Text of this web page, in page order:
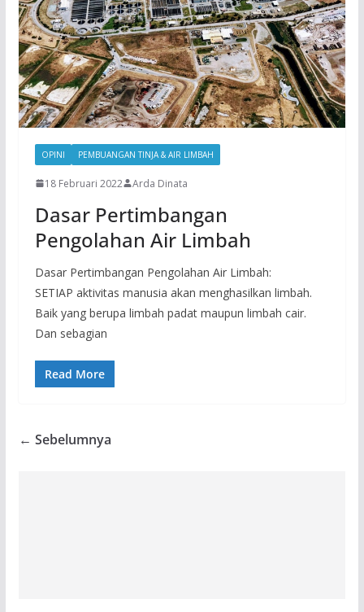
OPINI PEMBUANGAN TINJA & AIR LIMBAH
18 Februari 2022 Arda Dinata
Dasar Pertimbangan
Pengolahan Air Limbah
Dasar Pertimbangan Pengolahan Air Limbah:
SETIAP aktivitas manusia akan menghasilkan limbah.
Baik yang berupa limbah padat maupun limbah cair.
Dan sebagian
Read More
← Sebelumnya